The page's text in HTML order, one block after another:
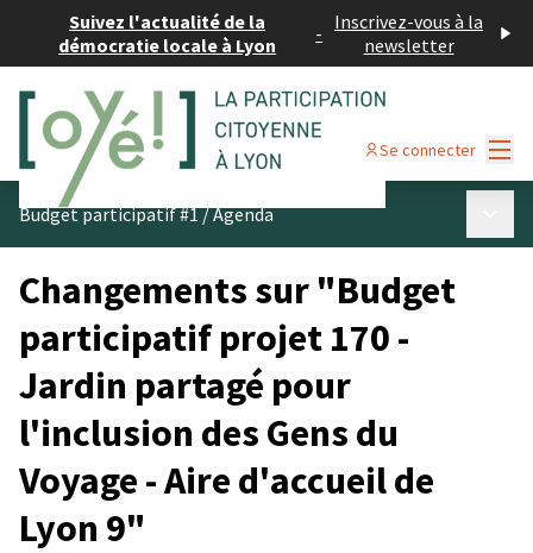
Suivez l'actualité de la
démocratie locale à Lyon
- Inscrivez-vous à la
newsletter
Se connecter
Budget participatif #1/Agenda
Changements sur "Budget
participatif projet 170 -
Jardin partagé pour
l'inclusion des Gens du
Voyage - Aire d'accueil de
Lyon 9"